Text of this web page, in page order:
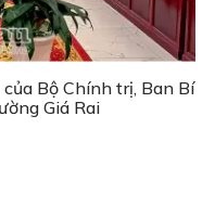
Bộ Chính trị, Ban Bí
Giá Rai